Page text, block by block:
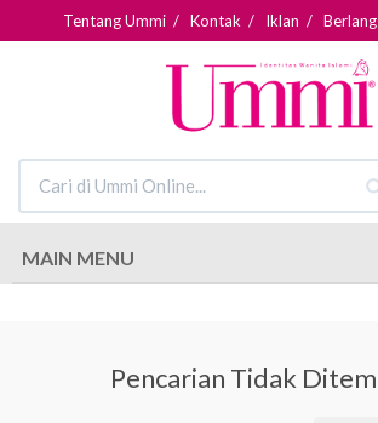
Tentang Ummi / Kontak / Iklan /
MAIN MENU
Pencarian Tidak